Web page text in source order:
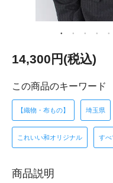
14,300円(税込)
この商品のキーワード
【織物・布もの】 埼玉県
これいい和オリジナル すべ
商品説明